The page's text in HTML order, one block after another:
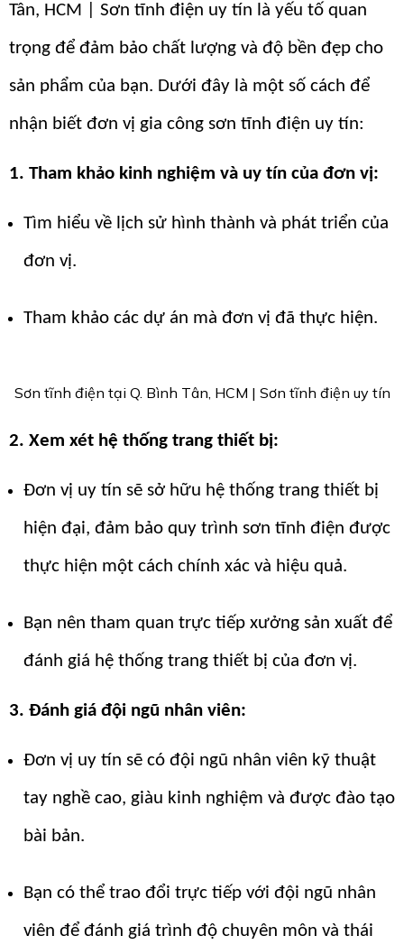
Tân, HCM | Sơn tĩnh điện uy tín là yếu tố quan
trọng để đảm bảo chất lượng và độ bền đẹp cho
sản phẩm của bạn. Dưới đây là một số cách để
nhận biết đơn vị gia công sơn tĩnh điện uy tín:
1. Tham khảo kinh nghiệm và uy tín của đơn vị:
Tìm hiểu về lịch sử hình thành và phát triển của
đơn vị.
Tham khảo các dự án mà đơn vị đã thực hiện.
Sơn tĩnh điện tại Q. Bình Tân, HCM | Sơn tĩnh điện uy tín
2. Xem xét hệ thống trang thiết bị:
Đơn vị uy tín sẽ sở hữu hệ thống trang thiết bị
hiện đại, đảm bảo quy trình sơn tĩnh điện được
thực hiện một cách chính xác và hiệu quả.
Bạn nên tham quan trực tiếp xưởng sản xuất để
đánh giá hệ thống trang thiết bị của đơn vị.
3. Đánh giá đội ngũ nhân viên:
Đơn vị uy tín sẽ có đội ngũ nhân viên kỹ thuật
tay nghề cao, giàu kinh nghiệm và được đào tạo
bài bản.
Bạn có thể trao đổi trực tiếp với đội ngũ nhân
viên để đánh giá trình độ chuyên môn và thái